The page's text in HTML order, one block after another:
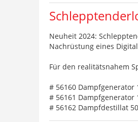
Neuheit 2024:
Nachrüstung eines
Für den realitätsnahem
# 56160 Dampfgenerator
# 56161 Dampfgenerator
# 56162 Dampfdestillat